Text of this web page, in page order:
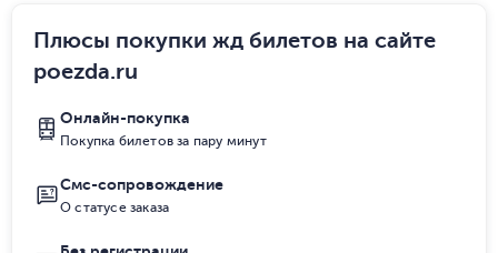
Плюсы покупки жд билетов на сайте
poezda.ru
Онлайн-покупка
Покупка билетов за пару минут
Смс-сопровождение
О статусе заказа